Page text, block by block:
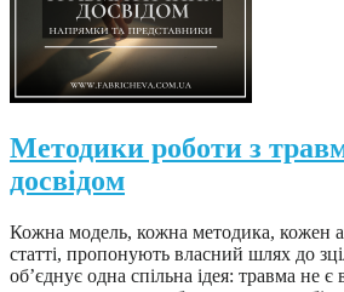
Методики роботи з
досвідом
Кожна модель, кожна методика, кожен
статті, пропонують власний шлях до
об’єднує одна спільна ідея: травма не